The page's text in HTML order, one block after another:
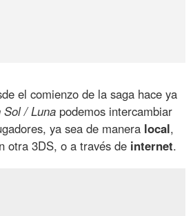
el comienzo de la saga hace ya
Sol / Luna podemos intercambiar
ya sea de manera local,
otra 3DS, o a través de internet.